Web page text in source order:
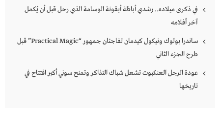
في ذكرى ميلاده.. رشدي أباظة أيقونة الوسامة الذي رحل قبل أن يُكمل
آخر أفلامه
ساندرا بولوك ونيكول كيدمان تفاجئان جمهور “Practical Magic” قبل
طرح الجزء الثاني
عودة الرجل العنكبوت تشعل شباك التذاكر وتمنح سوني أكبر افتتاح في
تاريخها